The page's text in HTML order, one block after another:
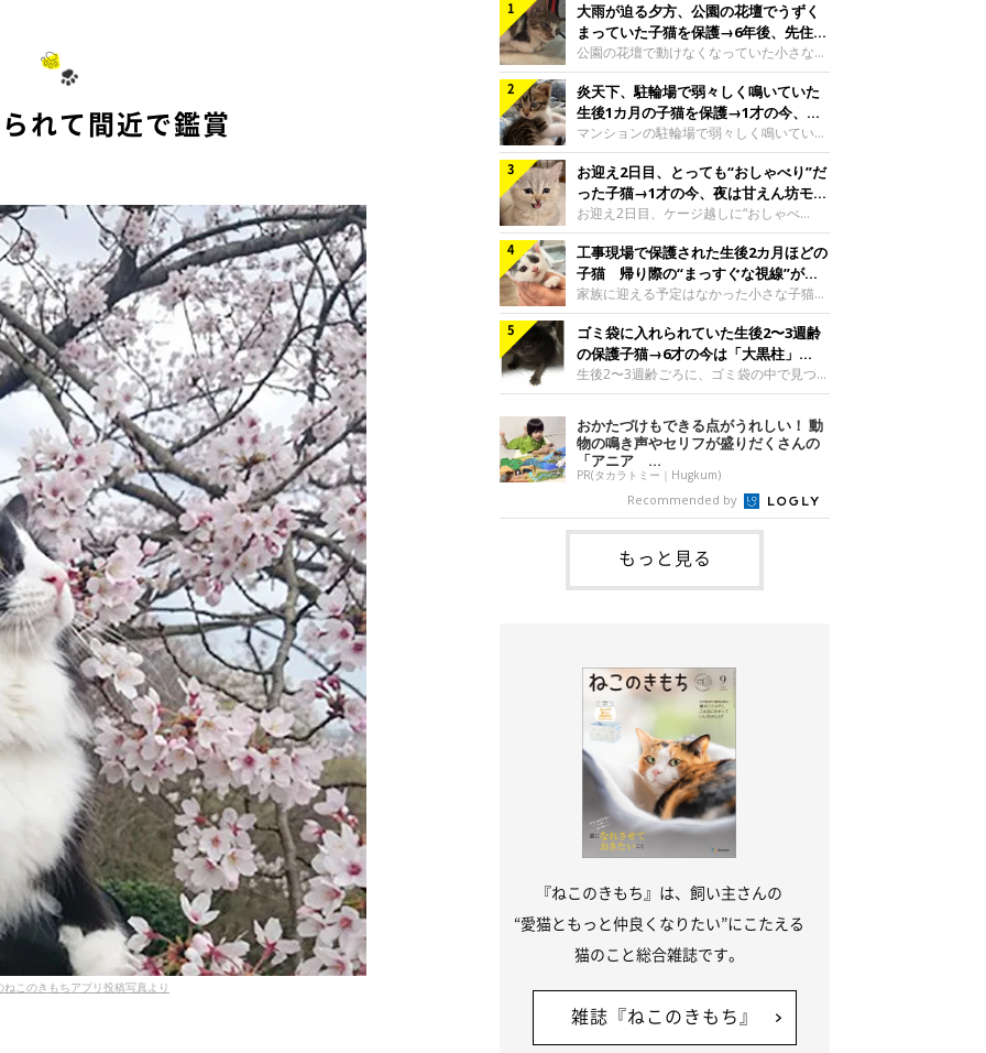
れて間近で鑑賞
ねこのきもちアプリ投稿写真より
大雨が迫る夕方、公園の花壇でうずく
まっていた子猫を保護→6年後、先住猫
と“姉妹”のような関係に
公園の花壇で動けなくなっていた小さな子
猫。家族に迎えられてから6年、先住猫と
の間には深い絆が育まれていました。保護
当時のティダちゃん。
@muumuu62197189紹介するのは、
X（旧Twitter）ユーザー
@muumuu62197189さんの愛猫・ティダ
ちゃん（取材時6才）の成長記録です。こ
ちらは、生後3カ月ごろのティダちゃん。
飼い主さんが出会ったのは、夜から大雨に
なると予報されていた日の夕方でした。花
壇で動けずにいた子猫保護したばかりのテ
ィダちゃん。@muumuu62197189飼い主
さんは、公園の
炎天下、駐輪場で弱々しく鳴いていた
生後1カ月の子猫を保護→1才の今、筋
肉質でツンデレなコに成長
マンションの駐輪場で弱々しく鳴いてい
た、生後1カ月ほどの子猫。家族に迎えら
れてから1年、体も行動も大きく成長しま
した。炎天下の駐輪場で鳴いていた小さな
子猫保護当時のモモちゃん。@Kingponzu
紹介するのは、X（旧Twitter）ユーザー
@Kingponzuさんの愛猫・モモちゃん（取
材時1才）の成長記録です。こちらは、モ
モちゃんが生後1カ月ごろに撮影された一
枚。飼い主さんの自宅マンションの駐輪場
で鳴いていたところを保護された当時の姿
です。子猫時代のモモちゃん。
@Kingponzuその日は気温が35℃を
お迎え2日目、とっても“おしゃべり”だ
った子猫→1才の今、夜は甘えん坊モー
ドになるコに成長！
お迎え2日目、ケージ越しに“おしゃべ
り”する姿を見せていた子猫。1才になった
今も見せる愛らしい姿にキュンとします。
お迎え2日目、ケージ越しに何かを伝える
ももちゃん“おしゃべり”なももちゃん。
@poocoonyan紹介するのは、Instagram
ユーザー@poocoonyanさんの愛猫・もも
ちゃん（取材時1才／マンチカン）です。
こちらの動画は、ももちゃんが生後2カ月
を過ぎたころ、お迎え2日目に撮影された
ため、当時はケージの中で過ごしていまし
た。鳴いてアピールするももち
工事現場で保護された生後2カ月ほどの
子猫 帰り際の“まっすぐな視線”が忘
れられず、家族の一員に
家族に迎える予定はなかった小さな子猫。
帰り際に見せた姿が、飼い主さんの心に残
りました。保護当時の夏目ちゃん。
@shibainu_rintaro紹介するのは、
Instagramユーザー@shibainu_rintaroさ
んの愛猫・夏目（なつめ）ちゃん（取材時
3才）。工事現場で親猫とはぐれたとみら
れ、保護された当時は生後2カ月ほどだっ
たといいます。新しい飼い主を探すつもり
が……保護されてケージに入っている夏目
ちゃん。@shibainu_rintaro夏目ちゃんを
保護したのは、以前、飼い主さんの愛猫・
ちくわく
ゴミ袋に入れられていた生後2〜3週齢
の保護子猫→6才の今は「大黒柱」
に！ 美しい黒猫に成長した姿にグッ
とくる
生後2〜3週齢ごろに、ゴミ袋の中で見つか
った小さな命。ミルクから育てられたその
子猫は今、家族に欠かせない存在へと成長
しました。ゴミ袋の中で見つかった、ミニ
モグラのような子猫よちよち歩きをしてい
たころの、生後2〜3週齢ごろのドンちゃ
ん。@doddou_1今回紹介するのは、
X（旧Twitter）ユーザー@doddou_1さん
の愛猫・ドンちゃん（取材時、推定6才／
本名：ドミトリー・ドンスコイ）。ドンち
ゃんは、保護猫でした。ドンちゃんが見つ
かったのは、飼い主さんの姉の勤め先の敷
おかたづけもできる点がうれしい！ 動
物の鳴き声やセリフが盛りだくさんの
「アニア ...
PR(タカラトミー｜Hugkum)
Recommended by
もっと見る
『ねこのきもち』は、飼い主さんの
“愛猫ともっと仲良くなりたい”にこたえる
猫のこと総合雑誌です。
雑誌『ねこのきもち』